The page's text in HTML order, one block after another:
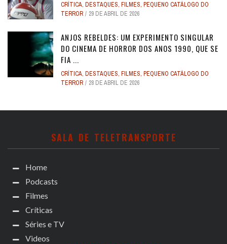
CRÍTICA, DESTAQUES, FILMES, PEQUENO CATÁLOGO DO
TERROR
29 DE ABRIL DE 2026
ANJOS REBELDES: UM EXPERIMENTO SINGULAR
DO CINEMA DE HORROR DOS ANOS 1990, QUE SE
FIA ...
CRÍTICA, DESTAQUES, FILMES, PEQUENO CATÁLOGO DO
TERROR
28 DE ABRIL DE 2026
SALA DE TELETRANSPORTE
Home
Podcasts
Filmes
Críticas
Séries e TV
Videos